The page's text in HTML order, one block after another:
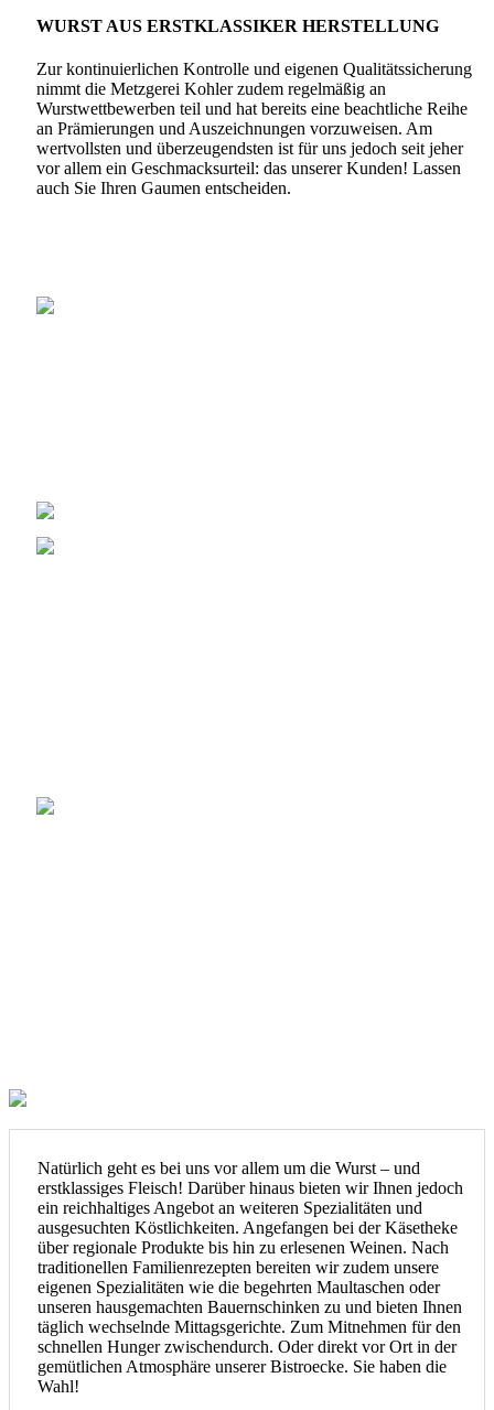
WURST AUS ERSTKLASSIKER HERSTELLUNG
Zur kontinuierlichen Kontrolle und eigenen Qualitätssicherung
nimmt die Metzgerei Kohler zudem regelmäßig an
Wurstwettbewerben teil und hat bereits eine beachtliche Reihe
an Prämierungen und Auszeichnungen vorzuweisen. Am
wertvollsten und überzeugendsten ist für uns jedoch seit jeher
vor allem ein Geschmacksurteil: das unserer Kunden! Lassen
auch Sie Ihren Gaumen entscheiden.
Natürlich geht es bei uns vor allem um die Wurst – und
erstklassiges Fleisch! Darüber hinaus bieten wir Ihnen jedoch
ein reichhaltiges Angebot an weiteren Spezialitäten und
ausgesuchten Köstlichkeiten. Angefangen bei der Käsetheke
über regionale Produkte bis hin zu erlesenen Weinen. Nach
traditionellen Familienrezepten bereiten wir zudem unsere
eigenen Spezialitäten wie die begehrten Maultaschen oder
unseren hausgemachten Bauernschinken zu und bieten Ihnen
täglich wechselnde Mittagsgerichte. Zum Mitnehmen für den
schnellen Hunger zwischendurch. Oder direkt vor Ort in der
gemütlichen Atmosphäre unserer Bistroecke. Sie haben die
Wahl!